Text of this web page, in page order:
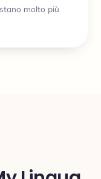
molto più